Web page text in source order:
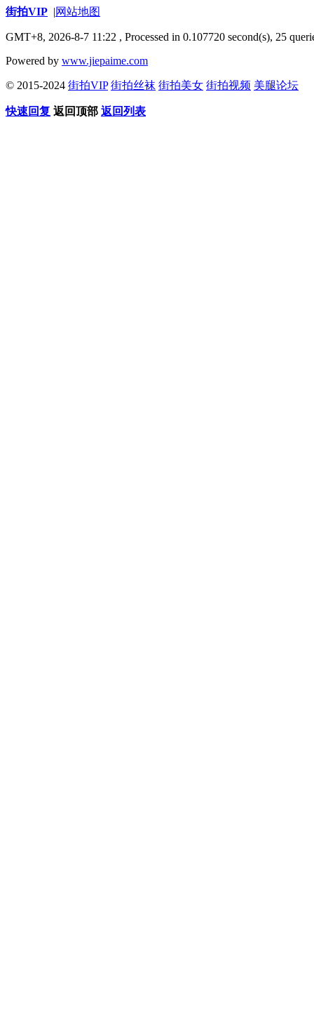
街拍VIP |网站地图
GMT+8, 2026-8-7 11:22 , Processed in 0.107720 second(s), 25
Powered by www.jiepaime.com
© 2015-2024 街拍VIP 街拍丝袜 街拍美女 街拍视频 美腿论坛
快速回复 返回顶部 返回列表